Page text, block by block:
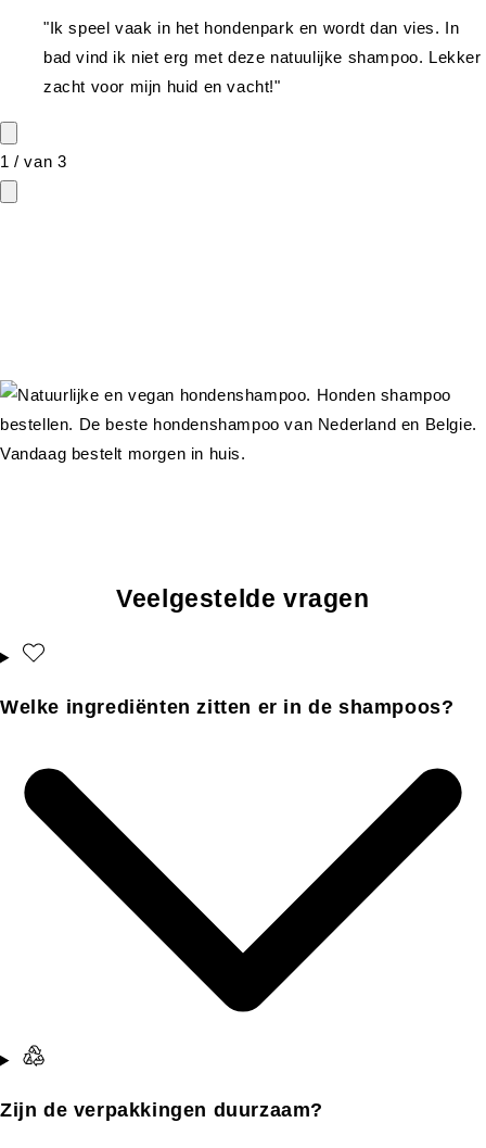
"Ik speel vaak in het hondenpark en wordt dan vies. In
bad vind ik niet erg met deze natuulijke shampoo. Lekker
zacht voor mijn huid en vacht!"
1 /van 3
Veelgestelde vragen
Welke ingrediënten zitten er in de shampoos?
Zijn de verpakkingen duurzaam?